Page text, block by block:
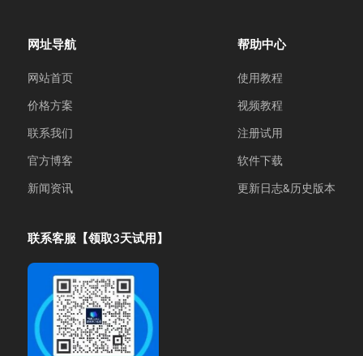
网址导航
网站首页
价格方案
联系我们
官方博客
新闻资讯
帮助中心
使用教程
视频教程
注册试用
软件下载
更新日志&历史版本
联系客服【领取3天试用】